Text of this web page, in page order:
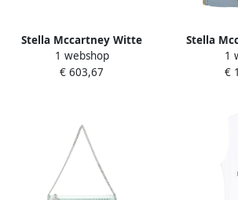
Stella Mccartney Witte
Handtas met Stella Logo
White Dames
1 webshop
€ 603,67
Stella
Shaggy1
€